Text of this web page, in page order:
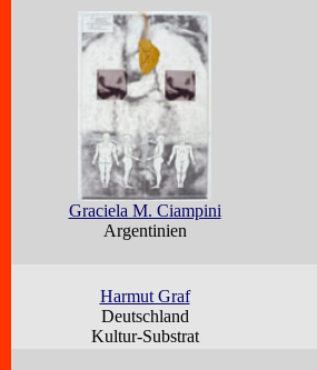
Graciela M. Ciampini
Argentinien
Harmut Graf
Deutschland
Kultur-Substrat